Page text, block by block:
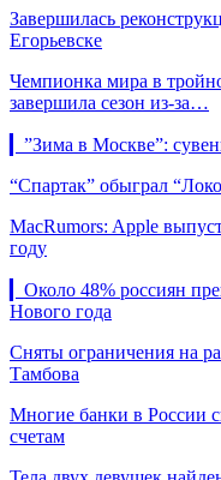
Завершилась
Егорьевске
Чемпионка мира в
завершила сезон из-за…
▎”Зима в Москве”:
“Спартак” обыграл
MacRumors: Apple
году
▎Около 48% россиян
Нового года
Сняты ограничения на
Тамбова
Многие банки в России
счетам